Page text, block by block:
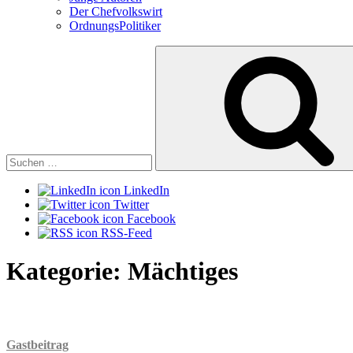
Der Chefvolkswirt
OrdnungsPolitiker
LinkedIn
Twitter
Facebook
RSS-Feed
Kategorie: Mächtiges
Gastbeitrag